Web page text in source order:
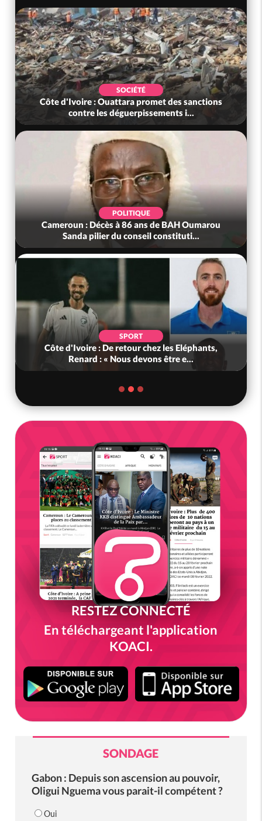
SOCIÉTÉ
Côte d'Ivoire : Ouattara promet des sanctions
contre les déguerpissements i...
POLITIQUE
Cameroun : Décès à 86 ans de BAH Oumarou
Sanda pilier du conseil constituti...
SPORT
Côte d'Ivoire : De retour chez les Eléphants,
Renard : « Nous devons être e...
RESTEZ CONNECTÉ
En téléchargeant l'application
KOACI.
SONDAGE
Gabon : Depuis son ascension au pouvoir,
Oligui Nguema vous parait-il compétent ?
Oui